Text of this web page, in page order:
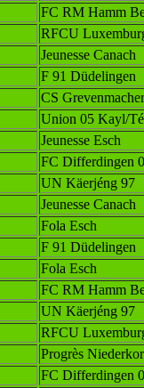
FC RM Hamm
RFCU
Jeunesse Canach
F 91 Düdelingen
CS Grevenmacher
Union 05 Kayl/
Jeunesse Esch
FC Differdingen
UN Käerjéng 97
Jeunesse Canach
Fola Esch
F 91 Düdelingen
Fola Esch
FC RM Hamm
UN Käerjéng 97
RFCU
Progrès
FC Differdingen